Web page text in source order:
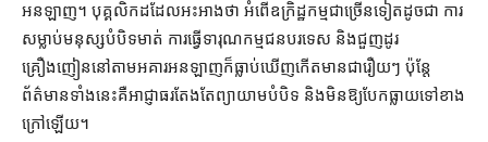
អនឡាញ។ បុគ្គលិក​ដដែល​អះអាង​ថា អំពើ​ឧក្រិដ្ឋកម្ម​ជាច្រើន​ទៀត​ដូចជា ការ​
សម្លាប់​មនុស្ស​បំបិទមាត់ ការ​ធ្វើ​ទារុណកម្ម​ជនបរទេស និង​ជួញដូរ​
គ្រឿងញៀន​នៅ​តាម​អគារ​អនឡាញ​ក៏​ធ្លាប់​ឃើញ​កើតមាន​ជារឿយៗ ប៉ុន្តែ​
ព័ត៌មាន​ទាំងនេះ​គឺ​អាជ្ញាធរ​តែងតែ​ព្យាយាម​បំបិទ និង​មិន​ឱ្យ​បែកធ្លាយ​ទៅ​ខាង​
ក្រៅ​ឡើយ។